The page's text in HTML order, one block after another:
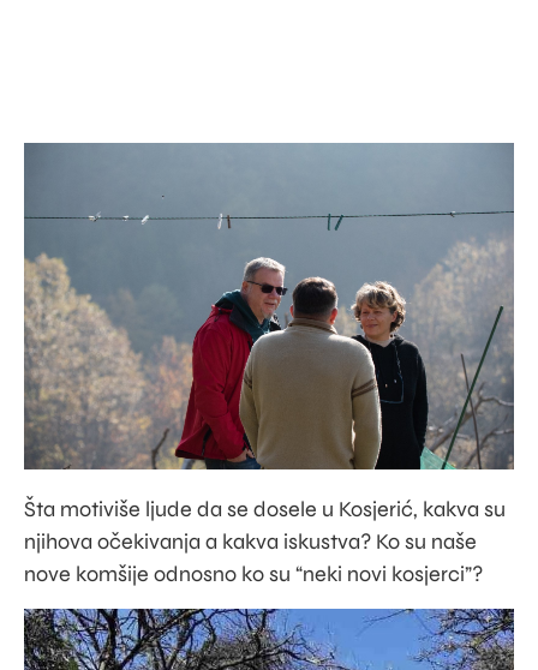
Šta motiviše ljude da se dosele u Kosjerić, kakva su
njihova očekivanja a kakva iskustva? Ko su naše
nove komšije odnosno ko su “neki novi kosjerci”?